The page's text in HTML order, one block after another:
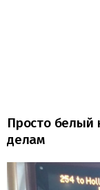
Просто белый
делам